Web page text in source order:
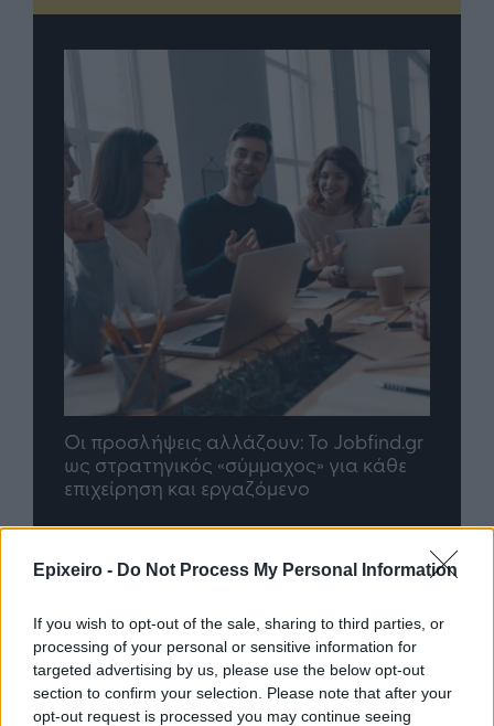
Epixeiro - Do Not Process My Personal Information
If you wish to opt-out of the sale, sharing to third parties, or
processing of your personal or sensitive information for
targeted advertising by us, please use the below opt-out
section to confirm your selection. Please note that after your
opt-out request is processed you may continue seeing
TP Greece: Πώς διαμορφώνεται το
μέλλον του Insurance στην εποχή του AI
Advertorial
Περισσότερα από το